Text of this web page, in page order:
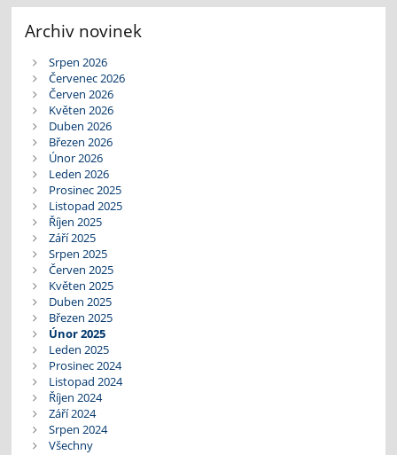
Archiv novinek
Srpen 2026
Červenec 2026
Červen 2026
Květen 2026
Duben 2026
Březen 2026
Únor 2026
Leden 2026
Prosinec 2025
Listopad 2025
Říjen 2025
Září 2025
Srpen 2025
Červen 2025
Květen 2025
Duben 2025
Březen 2025
Únor 2025
Leden 2025
Prosinec 2024
Listopad 2024
Říjen 2024
Září 2024
Srpen 2024
Všechny